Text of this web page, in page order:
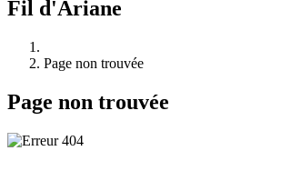
Fil d'Ariane
Page non trouvée
Page non trouvée